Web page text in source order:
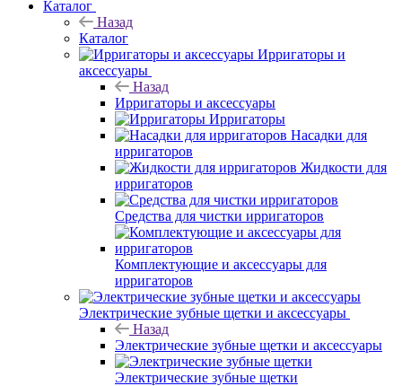
Каталог
Назад
Каталог
Ирригаторы и
аксессуары
Назад
Ирригаторы и аксессуары
Ирригаторы
Насадки для
ирригаторов
Жидкости для
ирригаторов
Средства для чистки ирригаторов
Комплектующие и аксессуары для
ирригаторов
Электрические зубные щетки и аксессуары
Назад
Электрические зубные щетки и аксессуары
Электрические зубные щетки